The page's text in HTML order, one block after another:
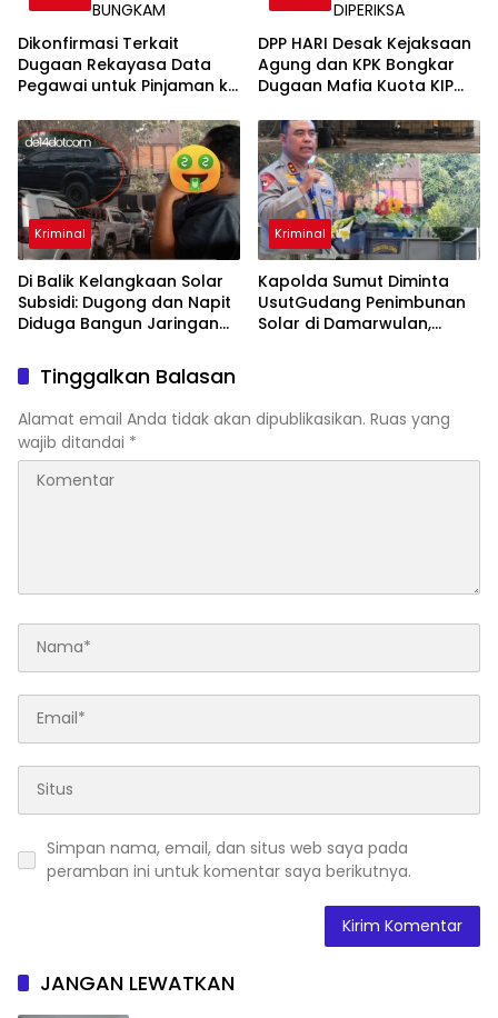
Dikonfirmasi Terkait
Dugaan Rekayasa Data
Pegawai untuk Pinjaman ke
“AFN” Bungkam
DPP HARI Desak Kejaksaan
Agung dan KPK Bongkar
Dugaan Mafia Kuota KIP
hingga Kampus Penerima
Diperiksa
Kriminal
Di Balik Kelangkaan Solar
Subsidi: Dugong dan Napit
Diduga Bangun Jaringan
Untung Ratusan Juta
Rupiah per Hari
Kriminal
Kapolda Sumut Diminta
UsutGudang Penimbunan
Solar di Damarwulan,
Tinggalkan Balasan
Alamat email Anda tidak akan dipublikasikan. Ruas yang
wajib ditandai *
Simpan nama, email, dan situs web saya pada
peramban ini untuk komentar saya berikutnya.
JANGAN LEWATKAN